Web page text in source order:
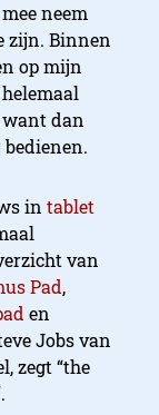
neem
zijn. Binnen
op mijn
want dan
in tablet
van
Pad,
en
Jobs van
zegt “the